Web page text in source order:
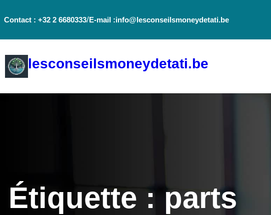
auContact : +32 2 6680333/E-mail :info@lesconseilsmoneydetati.be
lesconseilsmoneydetati.be
Étiquette : parts